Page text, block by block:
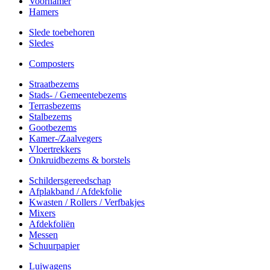
Hamers
Slede toebehoren
Sledes
Composters
Straatbezems
Stads- / Gemeentebezems
Terrasbezems
Stalbezems
Gootbezems
Kamer-/Zaalvegers
Vloertrekkers
Onkruidbezems & borstels
Schildersgereedschap
Afplakband / Afdekfolie
Kwasten / Rollers / Verfbakjes
Mixers
Afdekfoliën
Messen
Schuurpapier
Luiwagens